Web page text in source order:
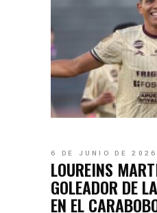
6 DE JUNIO DE 2026
LOUREINS
GOLEADOR DE
EN EL